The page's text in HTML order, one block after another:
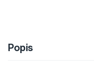
Popis